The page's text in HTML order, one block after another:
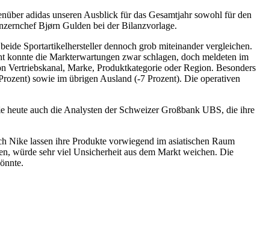
adidas unseren Ausblick für das Gesamtjahr sowohl für den
Bjørn Gulden bei der Bilanzvorlage.
Sportartikelhersteller dennoch grob miteinander vergleichen.
die Markterwartungen zwar schlagen, doch meldeten im
Vertriebskanal, Marke, Produktkategorie oder Region. Besonders
sowie im übrigen Ausland (-7 Prozent). Die operativen
heute auch die Analysten der Schweizer Großbank UBS, die ihre
Nike lassen ihre Produkte vorwiegend im asiatischen Raum
würde sehr viel Unsicherheit aus dem Markt weichen. Die